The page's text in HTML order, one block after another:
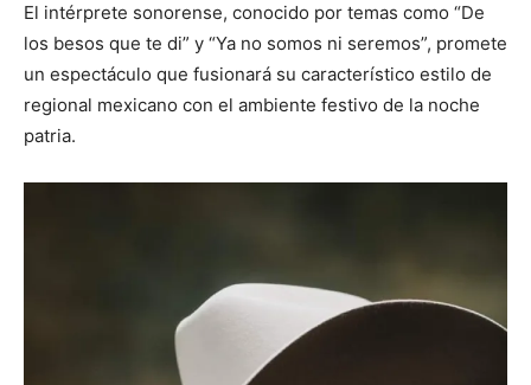
El intérprete sonorense, conocido por temas como “De
los besos que te di” y “Ya no somos ni seremos”, promete
un espectáculo que fusionará su característico estilo de
regional mexicano con el ambiente festivo de la noche
patria.